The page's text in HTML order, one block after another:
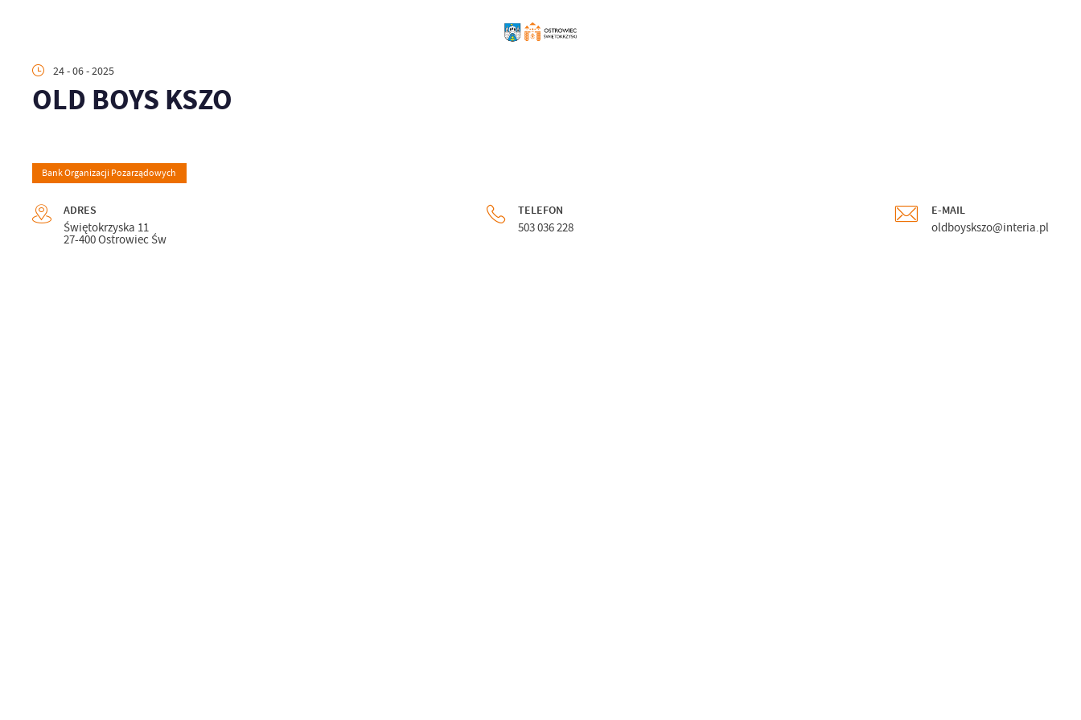
24 - 06 - 2025
OLD BOYS KSZO
Bank Organizacji Pozarządowych
ADRES
Świętokrzyska 11
27-400 Ostrowiec Św
TELEFON
503 036 228
E-MAIL
oldboyskszo@interia.pl